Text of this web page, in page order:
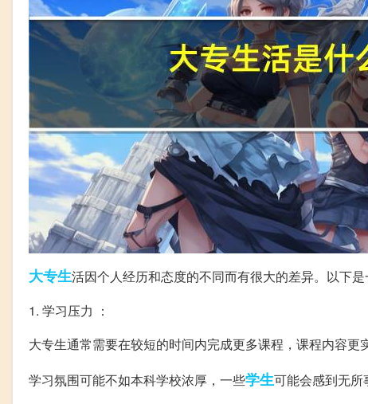
大专生活因个人经历和态度的不同而有很大的差异。以下
1. 学习压力 ：
大专生通常需要在较短的时间内完成更多课程，课程内容更
学习氛围可能不如本科学校浓厚，一些学生可能会感到无所